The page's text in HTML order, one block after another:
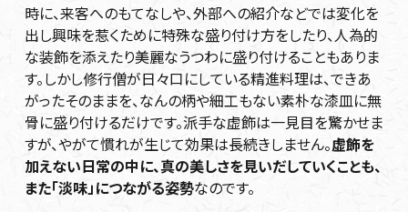
時に、来客へのもてなしや、外部への紹介などでは変化を
出し興味を惹くために特殊な盛り付け方をしたり、人為的
な装飾を添えたり美麗なうつわに盛り付けることもありま
す。しかし修行僧が日々口にしている精進料理は、できあ
がったそのままを、なんの柄や細工もない素朴な漆皿に無
骨に盛り付けるだけです。派手な虚飾は一見目を驚かせま
すが、やがて慣れが生じて効果は長続きしません。虚飾を
加えない日常の中に、真の美しさを見いだしていくことも、
また「淡味」につながる姿勢なのです。